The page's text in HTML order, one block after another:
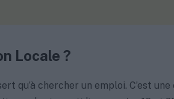
Locale ?
qu’à chercher un emploi. C’est